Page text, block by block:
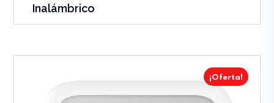
Inalámbrico
¡Oferta!